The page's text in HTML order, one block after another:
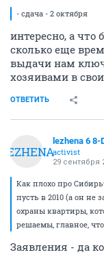
- сдача - 2 октября
интересно, а что
сколько еще
выдачи нам
хозяивами в
ОТВЕТИТЬ
LEZHENA
lezhena 6 8-
activist
29 сентября
Как плохо про
пусть в 2010 (а он не
охраны квартиры,
решаемы, главное,
Заявления - да